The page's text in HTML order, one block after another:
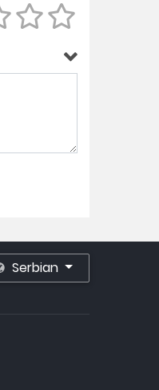
Serbian